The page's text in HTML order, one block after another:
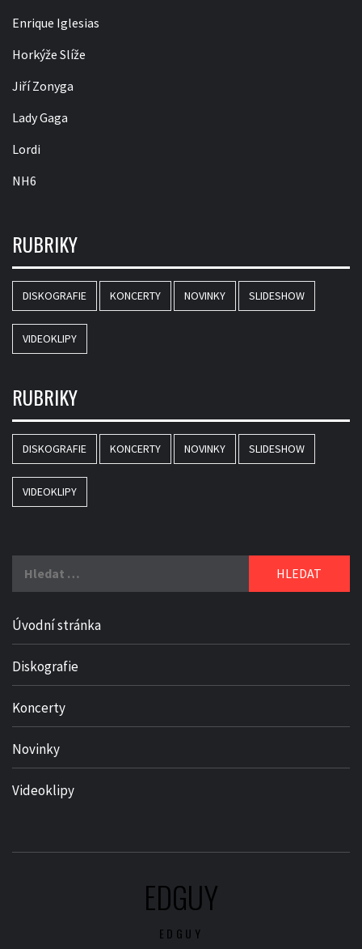
Enrique Iglesias
Horkýže Slíže
Jiří Zonyga
Lady Gaga
Lordi
NH6
RUBRIKY
DISKOGRAFIE KONCERTY NOVINKY SLIDESHOW
VIDEOKLIPY
RUBRIKY
DISKOGRAFIE KONCERTY NOVINKY SLIDESHOW
VIDEOKLIPY
Úvodní stránka
Diskografie
Koncerty
Novinky
Videoklipy
EDGUY
EDGUY